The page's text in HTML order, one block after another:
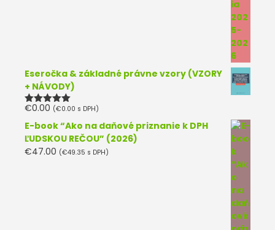
Eseročka & základné právne vzory (VZORY
+ NÁVODY)
Hodnotenie
€0.00 (€0.00 s DPH)
E-book “Ako na daňové priznanie k DPH
ĽUDSKOU REČOU” (2026)
€47.00 (€49.35 s DPH)